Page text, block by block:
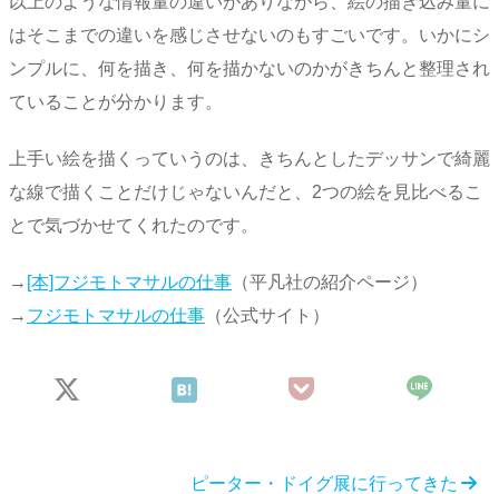
はそこまでの違いを感じさせないのもすごいです。いかにシ
ンプルに、何を描き、何を描かないのかがきちんと整理され
ていることが分かります。
上手い絵を描くっていうのは、きちんとしたデッサンで綺麗
な線で描くことだけじゃないんだと、2つの絵を見比べるこ
とで気づかせてくれたのです。
→ [本]フジモトマサルの仕事 （平凡社の紹介ページ）
→ フジモトマサルの仕事 （公式サイト）
ピーター・ドイグ展に行ってきた